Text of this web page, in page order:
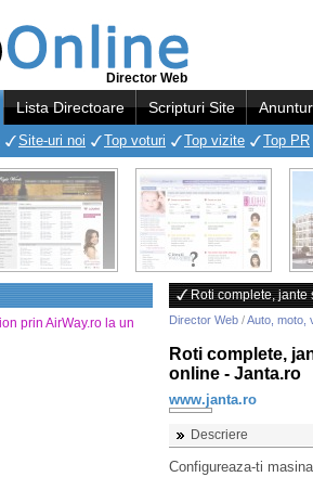
Director Web
Lista Directoare Scripturi Site
Site-uri noi Top voturi Top vizite Top PR
prin AirWay.ro la un
Roti complete, jante
Director Web /Auto, moto,
Roti complete,
online - Janta.ro
www.janta.ro
Descriere
Configureaza-ti